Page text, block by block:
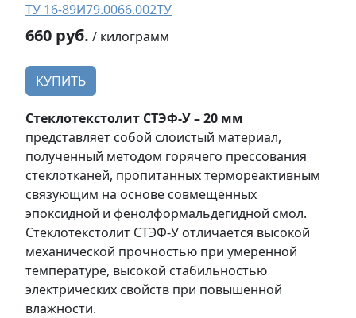
ТУ 16-89И79.0066.002ТУ
660 руб. / килограмм
КУПИТЬ
Стеклотекстолит СТЭФ-У – 20 мм
представляет собой слоистый материал,
полученный методом горячего прессования
стеклотканей, пропитанных термореактивным
связующим на основе совмещённых
эпоксидной и фенолформальдегидной смол.
Стеклотекстолит СТЭФ-У отличается высокой
механической прочностью при умеренной
температуре, высокой стабильностью
электрических свойств при повышенной
влажности.